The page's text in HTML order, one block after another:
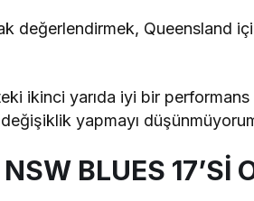
değerlendirmek, Queensland
ikinci yarıda iyi bir performans
yapmayı
BLUES 17’Sİ